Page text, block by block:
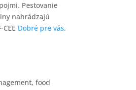
Pestovanie
nahrádzajú
Dobré pre vás,
food